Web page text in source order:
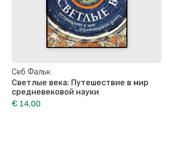
Себ Фальк
Светлые века: Путешествие в мир
средневековой науки
€ 14,00